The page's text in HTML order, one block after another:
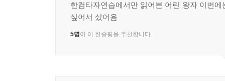
한컴타자연습에서만 읽어본 어린 왕자 이번에
싶어서 샀어욤
5명이 이 한줄평을 추천합니다.